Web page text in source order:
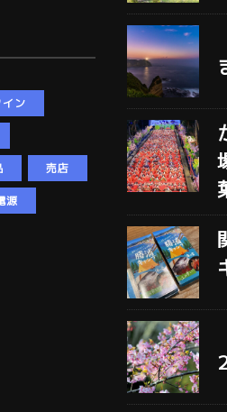
ン
売店
源